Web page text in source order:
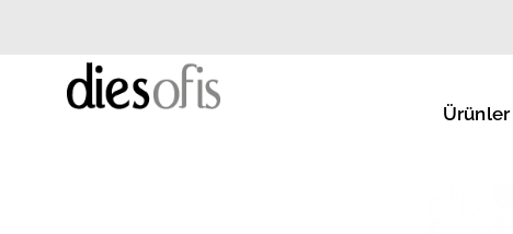
Ürünler